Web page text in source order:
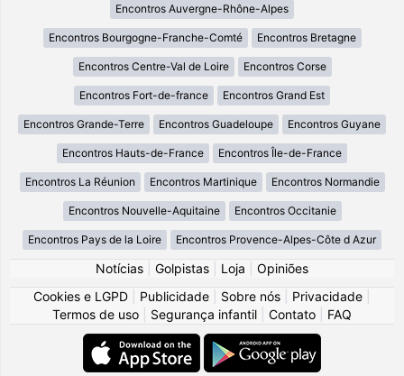
Encontros Auvergne-Rhône-Alpes
Encontros Bourgogne-Franche-Comté Encontros Bretagne
Encontros Centre-Val de Loire Encontros Corse
Encontros Fort-de-france Encontros Grand Est
Encontros Grande-Terre Encontros Guadeloupe Encontros Guyane
Encontros Hauts-de-France Encontros Île-de-France
Encontros La Réunion Encontros Martinique Encontros Normandie
Encontros Nouvelle-Aquitaine Encontros Occitanie
Encontros Pays de la Loire Encontros Provence-Alpes-Côte d Azur
Notícias Golpistas Loja
Opiniões
Cookies e LGPD
Publicidade Sobre nós Privacidade
Termos de uso
Segurança infantil Contato FAQ